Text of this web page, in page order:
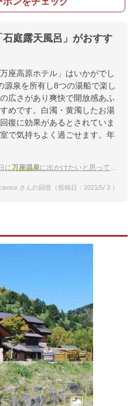
庭露天風呂」がおすす
座高原ホテル」はいかがでし
源泉を所有し8つの湯船で楽し
広さがあり爽快で開放感あふ
めです。白濁・黄濁したお湯
復に効果があるとされていま
で気持ちよく過ごせます。年
に万座温泉に出かけたいと思っています。正月の日から泊まれる宿ってありますか？
さんの回答（投稿日：2021/5/ 3 ）